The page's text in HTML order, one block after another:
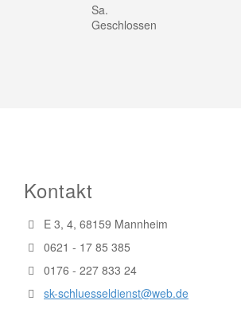
Sa.
Geschlossen
Kontakt
E 3, 4, 68159 Mannheim
0621 - 17 85 385
0176 - 227 833 24
sk-schluesseldienst@web.de